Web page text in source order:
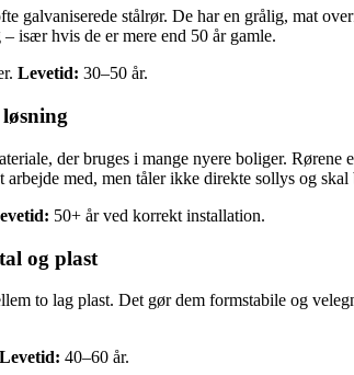
galvaniserede stålrør. De har en grålig, mat
især hvis de er mere end 50 år gamle.
Levetid: 30–50 år.
der bruges i mange nyere boliger.
med, men tåler ikke direkte sollys og skal
50+ år ved korrekt installation.
og plast
to lag plast. Det gør dem formstabile og
Levetid: 40–60 år.